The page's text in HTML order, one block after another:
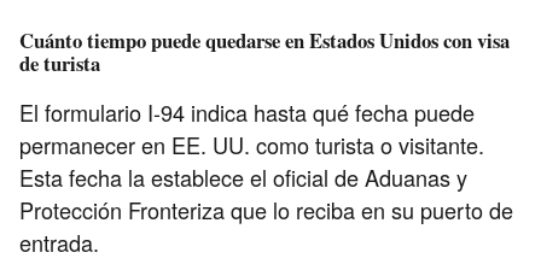
Cuánto tiempo puede quedarse en Estados Unidos con visa
de turista
El formulario I-94 indica hasta qué fecha puede
permanecer en EE. UU. como turista o visitante.
Esta fecha la establece el oficial de Aduanas y
Protección Fronteriza que lo reciba en su puerto de
entrada.